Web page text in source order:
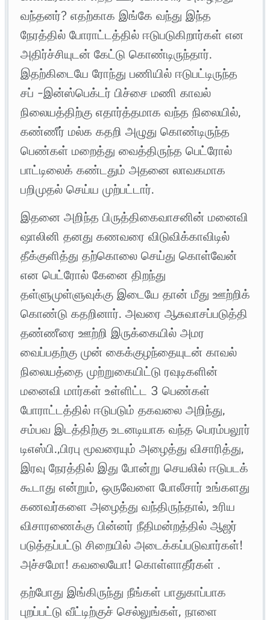
வந்தனர்? எதற்காக இங்கே வந்து இந்த
நேரத்தில் போராட்டத்தில் ஈடுபடுகிறார்கள் என
அதிர்ச்சியுடன் கேட்டு கொண்டிருந்தார்.
இதற்கிடையே ரோந்து பணியில் ஈடுபட்டிருந்த
சப் -இன்ஸ்பெக்டர் பிச்சை மணி காவல்
நிலையத்திற்கு எதார்த்தமாக வந்த நிலையில்,
கண்ணீர் மல்க கதறி அழுது கொண்டிருந்த
பெண்கள் மறைத்து வைத்திருந்த பெட்ரோல்
பாட்டிலைக் கண்டதும் அதனை லாவகமாக
பறிமுதல் செய்ய முற்பட்டார்.
இதனை அறிந்த பிருத்திகைவாசனின் மனைவி
ஷாலினி தனது கணவரை விடுவிக்காவிடில்
தீக்குளித்து தற்கொலை செய்து கொள்வேன்
என பெட்ரோல் கேனை திறந்து
தள்ளுமுள்ளுவுக்கு இடையே தான் மீது ஊற்றிக்
கொண்டு கதறினார். அவரை ஆசுவாசப்படுத்தி
தண்ணீரை ஊற்றி இருக்கையில் அமர
வைப்பதற்கு முன் கைக்குழந்தையுடன் காவல்
நிலையத்தை முற்றுகையிட்டு ரவுடிகளின்
மனைவி மார்கள் உள்ளிட்ட 3 பெண்கள்
போராட்டத்தில் ஈடுபடும் தகவலை அறிந்து,
சம்பவ இடத்திற்கு உடனடியாக வந்த பெரம்பலூர்
டிஎஸ்பி.,பிரபு மூவரையும் அழைத்து விசாரித்து,
இரவு நேரத்தில் இது போன்று செயலில் ஈடுபடக்
கூடாது என்றும், ஒருவேளை போலீசார் உங்களது
கணவர்களை அழைத்து வந்திருந்தால், உரிய
விசாரணைக்கு பின்னர் நீதிமன்றத்தில் ஆஜர்
படுத்தப்பட்டு சிறையில் அடைக்கப்படுவார்கள்!
அச்சமோ! கவலையோ! கொள்ளாதீர்கள் .
தற்போது இங்கிருந்து நீங்கள் பாதுகாப்பாக
புறப்பட்டு வீட்டிற்குச் செல்லுங்கள், நாளை